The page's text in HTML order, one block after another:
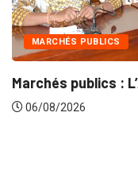
pour plus...